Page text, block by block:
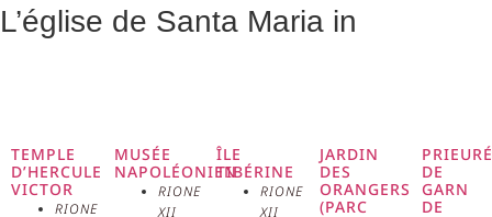
L’église de Santa Maria in
témoignages les plus fascinants de
l’architecture médiévale de la ville.
TEMPLE
D’HERCULE
VICTOR
RIONE
MUSÉE
NAPOLÉONIEN
RIONE
XII
ÎLE
TIBÉRINE
RIONE
XII
JARDIN
DES
ORANGERS
(PARC
DE
GARN
DE